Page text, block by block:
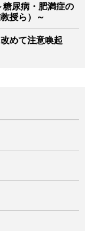
糖尿病・肥満症の
授ら）～
改めて注意喚起